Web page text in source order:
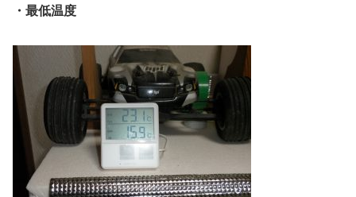
・最低温度